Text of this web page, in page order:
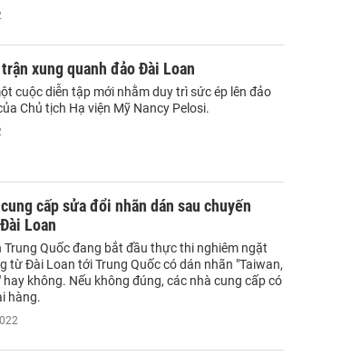
xung quanh đảo Đài Loan
cuộc diễn tập mới nhằm duy trì sức ép lên đảo
Chủ tịch Hạ viện Mỹ Nancy Pelosi.
cấp sửa đổi nhãn dán sau chuyến
Loan
Trung Quốc đang bắt đầu thực thi nghiêm ngặt
từ Đài Loan tới Trung Quốc có dán nhãn "Taiwan,
hay không. Nếu không đúng, các nhà cung cấp có
hàng.